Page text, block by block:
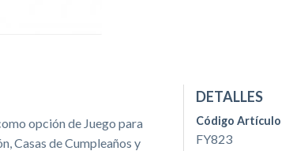
opción de Juego para
Casas de Cumpleaños y
DETALLES
Código Artículo
FY823